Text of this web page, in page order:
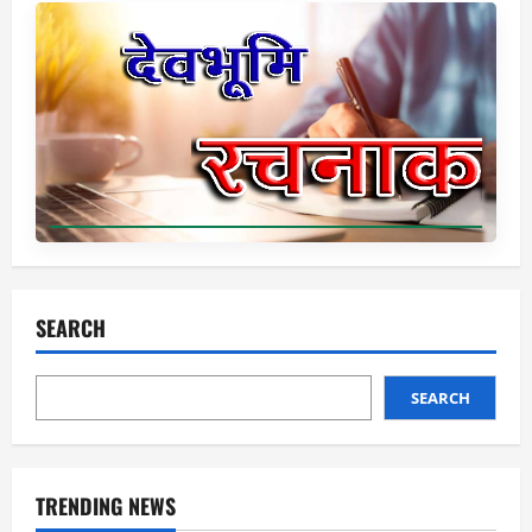
SEARCH
SEARCH
TRENDING NEWS